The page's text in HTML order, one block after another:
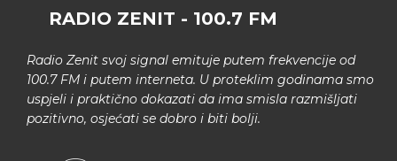
RADIO ZENIT - 100.7 FM
Radio Zenit svoj signal emituje putem frekvencije od
100.7 FM i putem interneta. U proteklim godinama smo
uspjeli i praktično dokazati da ima smisla razmišljati
pozitivno, osjećati se dobro i biti bolji.